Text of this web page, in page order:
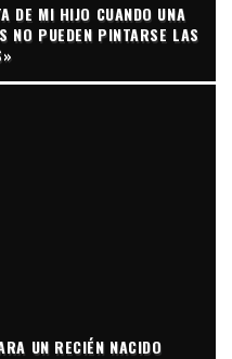
DE MI HIJO CUANDO UNA
NO PUEDEN PINTARSE LAS
UN RECIÉN NACIDO